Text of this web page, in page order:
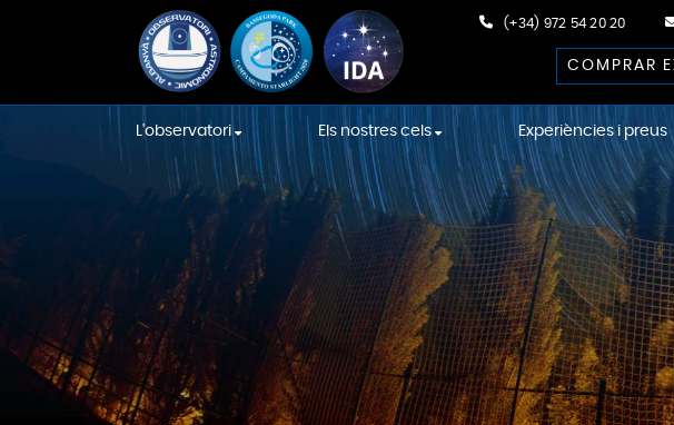
(+34) 972 54 20 20
COMPRAR
L'observatori
El nostre equip
Equipament
La construcció
Sala de les Constel·lacions
Localització
Els nostres cels
En Directe
Cels de la International Dark-Sky
Association
Cels Starlight
Experiències i preus